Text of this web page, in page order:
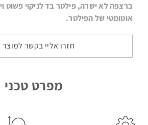
שואבי
ברצפה לא ישרה,פילטר בד לניקוי פשוט
אוטומטי של הפילטר.
חזרו אליי בקשר למוצר
מפרט טכני